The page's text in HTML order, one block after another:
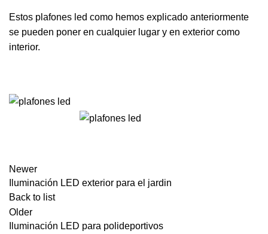
Estos plafones led como hemos explicado anteriormente
se pueden poner en cualquier lugar y en exterior como
interior.
Newer
Iluminación LED exterior para el jardin
Back to list
Older
Iluminación LED para polideportivos